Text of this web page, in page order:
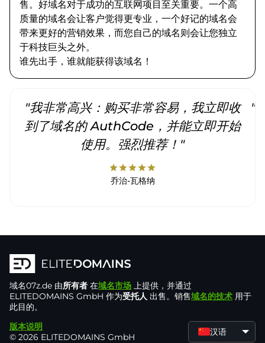
售。好域名对于成功的互联网项目至关重要。一个高
质量的域名会让客户觉得更专业，一个好记的域名会
带来更好的营销效果，而您自己的域名则会让您独立
于科技巨头之外。
谁先出手，谁就能获得该域名！
"我非常高兴：购买非常容易，我立即收
到了域名的 AuthCode，并能立即开始
使用。强烈推荐！"
starstarstarstarstar
乔治-瓦格纳
"
域名07z.de 由所有者 在域名市场 上提供，并通过
ELITEDOMAINS GmbH 作为受托人 出售。销售域名的技术 用于
此目的。
版本说明
© 2026 ELITEDOMAINS GmbH
汉语